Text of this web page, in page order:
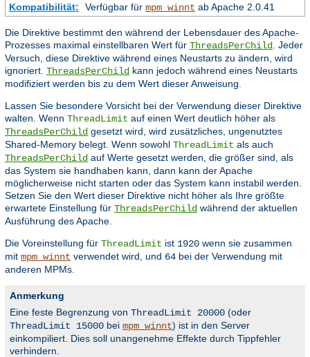
Kompatibilität:
Verfügbar für mpm_winnt ab Apache 2.0.41
Die Direktive bestimmt den während der Lebensdauer des Apache-
Prozesses maximal einstellbaren Wert für ThreadsPerChild
. Jeder
Versuch, diese Direktive während eines Neustarts zu ändern, wird
ignoriert. ThreadsPerChild kann jedoch während eines Neustarts
modifiziert werden bis zu dem Wert dieser Anweisung.
Lassen Sie besondere Vorsicht bei der Verwendung dieser Direktive
walten. Wenn ThreadLimit auf einen Wert deutlich höher als
ThreadsPerChild gesetzt wird, wird zusätzliches, ungenutztes
Shared-Memory belegt. Wenn sowohl ThreadLimit als auch
ThreadsPerChild auf Werte gesetzt werden, die größer sind, als
das System sie handhaben kann, dann kann der Apache
möglicherweise nicht starten oder das System kann instabil werden.
Setzen Sie den Wert dieser Direktive nicht höher als Ihre größte
erwartete Einstellung für ThreadsPerChild während der aktuellen
Ausführung des Apache.
Die Voreinstellung für ThreadLimit ist 1920 wenn sie zusammen
mit mpm_winnt verwendet wird, und 64 bei der Verwendung mit
anderen MPMs.
Anmerkung
Eine feste Begrenzung von ThreadLimit 20000 (oder
ThreadLimit 15000 bei mpm_winnt) ist in den Server
einkompiliert. Dies soll unangenehme Effekte durch Tippfehler
verhindern.